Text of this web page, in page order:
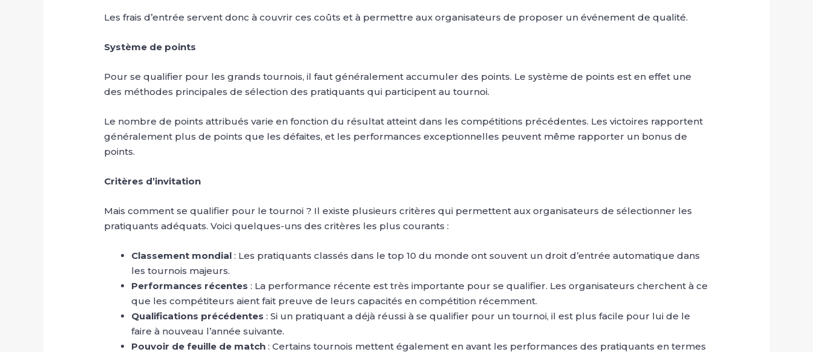
Les frais d’entrée servent donc à couvrir ces coûts et à permettre aux organisateurs de proposer un événement de qualité.
Système de points
Pour se qualifier pour les grands tournois, il faut généralement accumuler des points. Le système de points est en effet une
des méthodes principales de sélection des pratiquants qui participent au tournoi.
Le nombre de points attribués varie en fonction du résultat atteint dans les compétitions précédentes. Les victoires rapportent
généralement plus de points que les défaites, et les performances exceptionnelles peuvent même rapporter un bonus de
points.
Critères d’invitation
Mais comment se qualifier pour le tournoi ? Il existe plusieurs critères qui permettent aux organisateurs de sélectionner les
pratiquants adéquats. Voici quelques-uns des critères les plus courants :
Classement mondial: Les pratiquants classés dans le top 10 du monde ont souvent un droit d’entrée automatique dans
les tournois majeurs.
Performances récentes: La performance récente est très importante pour se qualifier. Les organisateurs cherchent à ce
que les compétiteurs aient fait preuve de leurs capacités en compétition récemment.
Qualifications précédentes: Si un pratiquant a déjà réussi à se qualifier pour un tournoi, il est plus facile pour lui de le
faire à nouveau l’année suivante.
Pouvoir de feuille de match: Certains tournois mettent également en avant les performances des pratiquants en termes